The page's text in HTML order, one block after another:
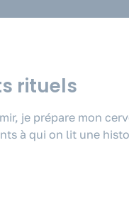
rituels
je prépare mon
à qui on lit une